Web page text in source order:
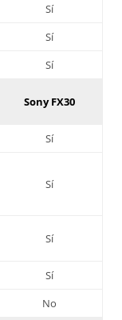
Sí
Sí
Sí
Sony FX30
Sí
Sí
Sí
Sí
No